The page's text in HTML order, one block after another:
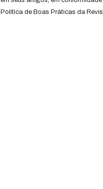
Política de Boas Práticas da